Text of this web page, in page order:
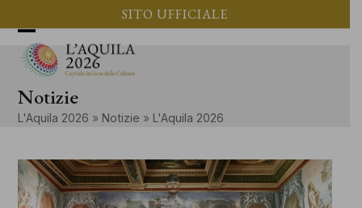
al
contenuto
SITO UFFICIALE
Apri
menu
Chiudi
menu
Notizie
L'Aquila 2026 » Notizie » L'Aquila 2026